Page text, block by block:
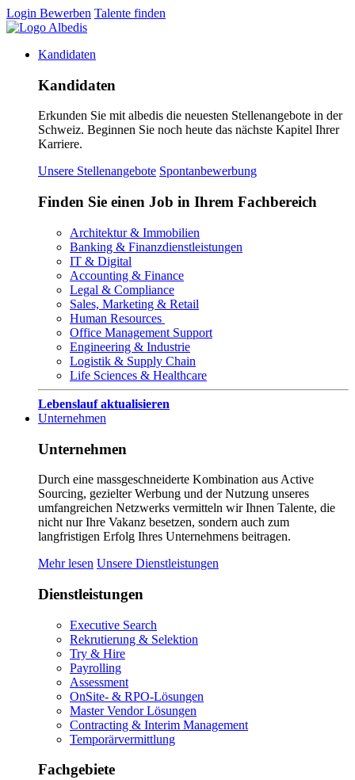
Login Bewerben Talente finden
Kandidaten
Kandidaten
Erkunden Sie mit albedis die neuesten Stellenangebote in der
Schweiz. Beginnen Sie noch heute das nächste Kapitel Ihrer
Karriere.
Unsere Stellenangebote Spontanbewerbung
Finden Sie einen Job in Ihrem Fachbereich
Architektur & Immobilien
Banking & Finanzdienstleistungen
IT & Digital
Accounting & Finance
Legal & Compliance
Sales, Marketing & Retail
Human Resources
Office Management Support
Engineering & Industrie
Logistik & Supply Chain
Life Sciences & Healthcare
Lebenslauf aktualisieren
Unternehmen
Unternehmen
Durch eine massgeschneiderte Kombination aus Active
Sourcing, gezielter Werbung und der Nutzung unseres
umfangreichen Netzwerks vermitteln wir Ihnen Talente, die
nicht nur Ihre Vakanz besetzen, sondern auch zum
langfristigen Erfolg Ihres Unternehmens beitragen.
Mehr lesen Unsere Dienstleistungen
Dienstleistungen
Executive Search
Rekrutierung & Selektion
Try & Hire
Payrolling
Assessment
OnSite- & RPO-Lösungen
Master Vendor Lösungen
Contracting & Interim Management
Temporärvermittlung
Fachgebiete